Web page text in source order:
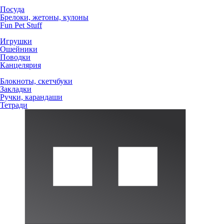
Посуда
Брелоки, жетоны, кулоны
Fun Pet Stuff
Игрушки
Ошейники
Поводки
Канцелярия
Блокноты, скетчбуки
Закладки
Ручки, карандаши
Тетради